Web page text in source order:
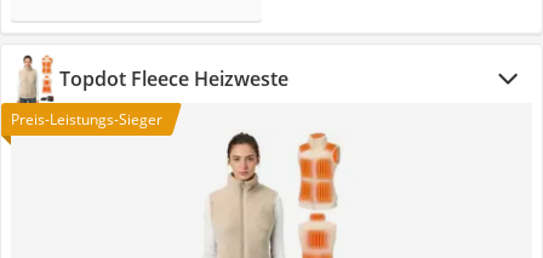
Topdot Fleece Heizweste
Preis-Leistungs-Sieger